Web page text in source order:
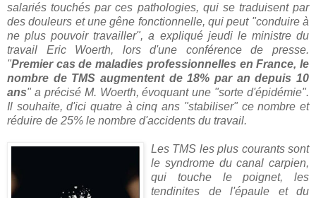
salariés touchés par ces pathologies, qui se traduisent par
des douleurs et une gêne fonctionnelle, qui peut "conduire à
ne plus pouvoir travailler", a expliqué jeudi le ministre du
travail Eric Woerth, lors d'une conférence de presse.
"Premier cas de maladies professionnelles en France, le
nombre de TMS augmentent de 18% par an depuis 10
ans" a précisé M. Woerth, évoquant une "sorte d'épidémie".
Il souhaite, d'ici quatre à cinq ans "stabiliser" ce nombre et
réduire de 25% le nombre d'accidents du travail.
Les TMS les plus courants sont
le syndrome du canal carpien,
qui touche le poignet, les
tendinites de l'épaule et du